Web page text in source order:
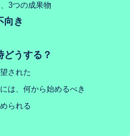
3つの成果物
向き
どうする？
された
は、何から始めるべき
られる